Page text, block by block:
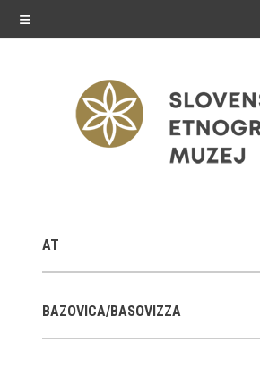
≡
Stalne razstave
Občasne razstave
AT
BAZOVICA/BASOVIZZA